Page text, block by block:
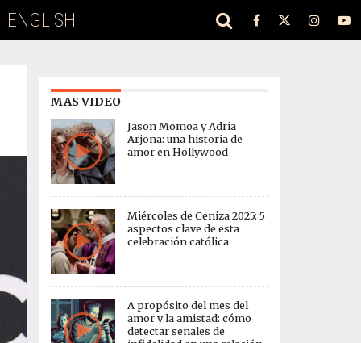
ENGLISH
MAS VIDEO
Jason Momoa y Adria
Arjona: una historia de
amor en Hollywood
Miércoles de Ceniza 2025: 5
aspectos clave de esta
celebración católica
A propósito del mes del
amor y la amistad: cómo
detectar señales de